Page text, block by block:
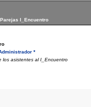
I_Encuentro
*
los asistentes al I_Encuentro